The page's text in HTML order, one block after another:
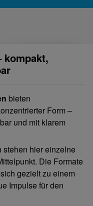
kompakt,
bieten
Form –
und mit klarem
stehen hier einzelne
Die Formate
gezielt zu einem
Impulse für den